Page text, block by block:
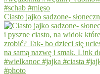
Ciasto jajko sadzone-